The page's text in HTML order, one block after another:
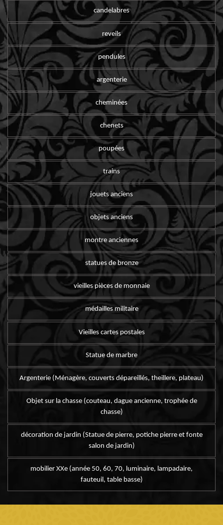
candelabres
reveils
pendules
argenterie
cheminées
chenets
poupées
trains
jouets anciens
objets anciens
montre anciennes
statues de bronze
vieilles pièces de monnaie
médailles militaire
Vieilles cartes postales
Statue de marbre
Argenterie (Ménagère, couverts dépareillés, theillere, plateau)
Objet sur la chasse (couteau, dague ancienne, trophée de
chasse)
décoration de jardin (Statue de pierre, potiche pierre et fonte
salon de jardin)
mobilier XXe (année 50, 60, 70, luminaire, lampadaire,
fauteuil, table basse)